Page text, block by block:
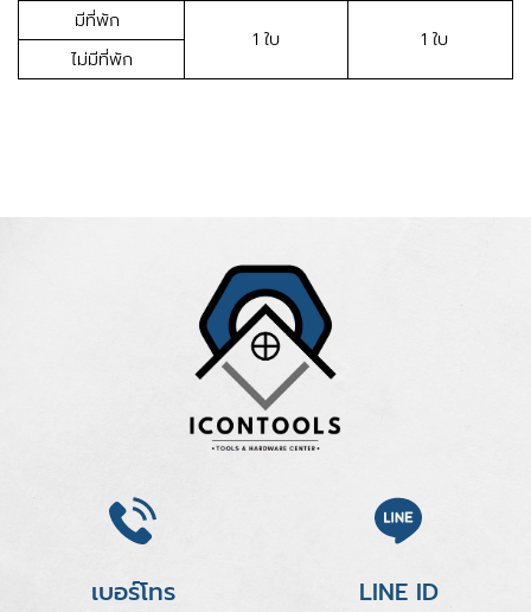
มีที่พัก
1 ใบ 1 ใบ
ไม่มีที่พัก
เบอร์โทร LINE ID